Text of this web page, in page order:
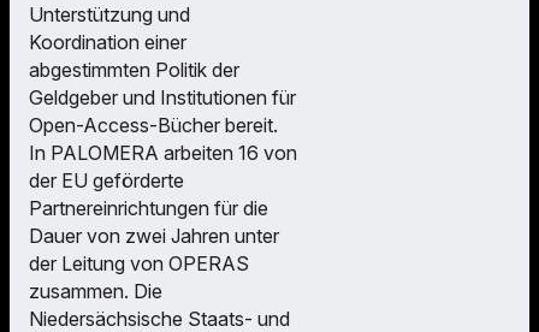
Unterstützung und
Koordination einer
abgestimmten Politik der
Geldgeber und Institutionen für
Open-Access-Bücher bereit.
In PALOMERA arbeiten 16 von
der EU geförderte
Partnereinrichtungen für die
Dauer von zwei Jahren unter
der Leitung von OPERAS
zusammen. Die
Niedersächsische Staats- und